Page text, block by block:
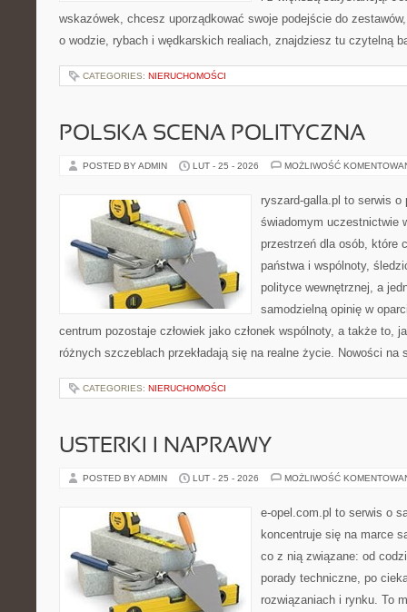
wskazówek, chcesz uporządkować swoje podejście do
o wodzie, rybach i wędkarskich realiach, znajdziesz tu czytelną
CATEGORIES: NIERUCHOMOŚCI
POLSKA SCENA POLITYCZNA
POSTED BY ADMIN LUT - 25 - 2026 MOŻLIWOŚĆ
ryszard-galla.pl to serwis
świadomym uczestnictwie
przestrzeń dla osób, które
państwa i wspólnoty,
polityce wewnętrznej, a
samodzielną opinię w
centrum pozostaje człowiek jako członek wspólnoty, a także to,
różnych szczeblach przekładają się na realne życie. Nowości
CATEGORIES: NIERUCHOMOŚCI
USTERKI I NAPRAWY
POSTED BY ADMIN LUT - 25 - 2026 MOŻLIWOŚĆ
e-opel.com.pl to serwis o
koncentruje się na marce
co z nią związane: od
porady techniczne, po
rozwiązaniach i rynku. To